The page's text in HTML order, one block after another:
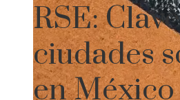
RSE:
ciudades
en México